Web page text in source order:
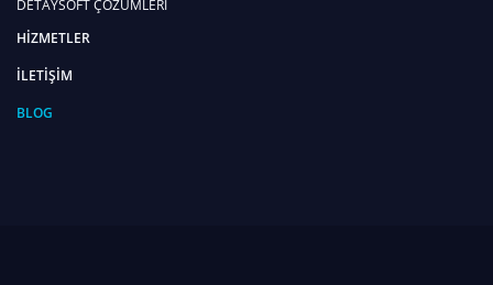
DETAYSOFT ÇÖZÜMLERİ
HİZMETLER
İLETİŞİM
BLOG